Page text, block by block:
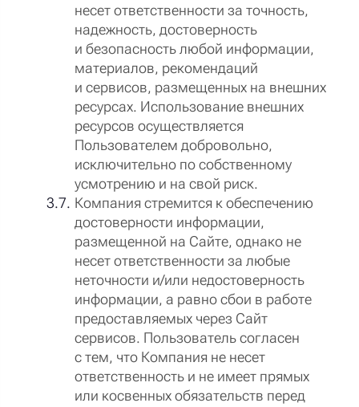
несет ответственности за точность,
надежность, достоверность
и безопасность любой информации,
материалов, рекомендаций
и сервисов, размещенных на внешних
ресурсах. Использование внешних
ресурсов осуществляется
Пользователем добровольно,
исключительно по собственному
усмотрению и на свой риск.
Компания стремится к обеспечению
достоверности информации,
размещенной на Сайте, однако не
несет ответственности за любые
неточности и/или недостоверность
информации, а равно сбои в работе
предоставляемых через Сайт
сервисов. Пользователь согласен
с тем, что Компания не несет
ответственность и не имеет прямых
или косвенных обязательств перед